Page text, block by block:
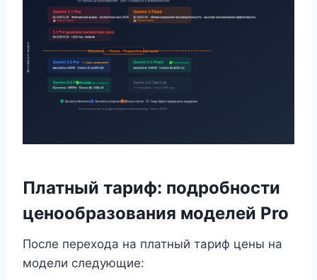
Платный тариф: подробности
ценообразования моделей Pro
После перехода на платный тариф цены на
модели следующие: